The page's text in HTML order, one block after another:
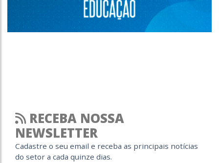
RECEBA NOSSA
NEWSLETTER
Cadastre o seu email e receba as principais notícias
do setor a cada quinze dias.